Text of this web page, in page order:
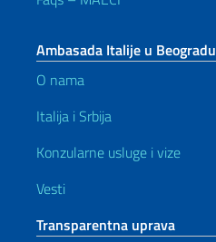
Ambasada Italije u Beogradu
O nama
Italija i Srbija
Konzularne usluge i vize
Vesti
Transparentna uprava